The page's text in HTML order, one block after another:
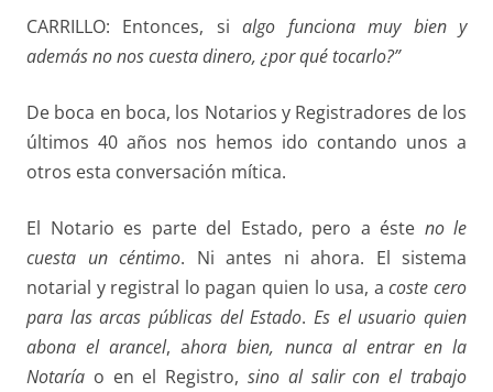
CARRILLO: Entonces, sialgo funciona muy bien y
además no noscuesta dinero, ¿por qué tocarlo?”
De boca en boca, los Notarios y Registradores de los
últimos 40 años nos hemos ido contando unos a
otros esta conversación mítica.
El Notario es parte del Estado, pero a éste no le
cuesta un céntimo. Ni antes ni ahora. El sistema
notarial y registral lo pagan quien lo usa, acoste cero
para las arcas públicas del Estado.Es el usuario quien
abona el arancel, ahora bien, nunca al entrar en la
Notaría o en el Registro, sino al salir con el trabajo